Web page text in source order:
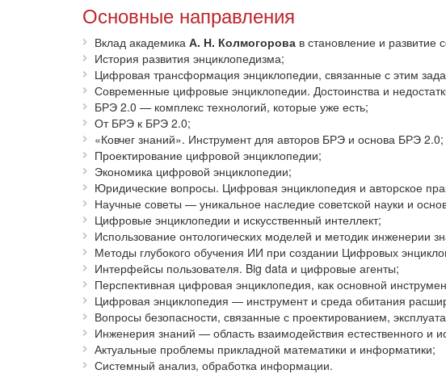
Основные направления
Вклад академика А. Н. Колмогорова в становление и развитие
История развития энциклопедизма;
Цифровая трансформация энциклопедии, связанные с этим
Современные цифровые энциклопедии. Достоинства и
БРЭ 2.0 — комплекс технологий, которые уже есть;
От БРЭ к БРЭ 2.0;
«Ковчег знаний». Инструмент для авторов БРЭ и основа БРЭ 2.0;
Проектирование цифровой энциклопедии;
Экономика цифровой энциклопедии;
Юридические вопросы. Цифровая энциклопедия и авторское
Научные советы — уникальное наследие советской науки и
Цифровые энциклопедии и искусственный интеллект;
Использование онтологических моделей и методик инженерии
Методы глубокого обучения ИИ при создании Цифровых
Интерфейсы пользователя. Big data и цифровые агенты;
Перспективная цифровая энциклопедия, как основной
Цифровая энциклопедия — инструмент и среда обитания
Вопросы безопасности, связанные с проектированием,
Инженерия знаний — область взаимодействия естественного и
Актуальные проблемы прикладной математики и информатики;
Системный анализ, обработка информации.